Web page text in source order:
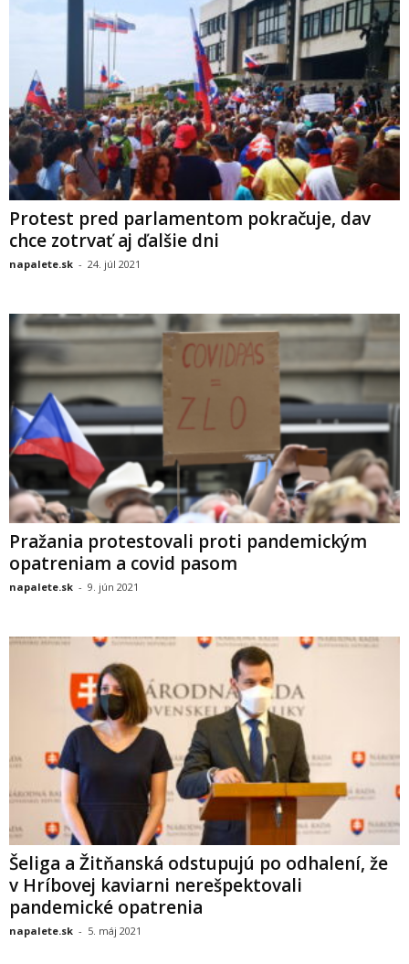
Protest pred parlamentom pokračuje, dav
chce zotrvať aj ďalšie dni
napalete.sk - 24. júl 2021
Pražania protestovali proti pandemickým
opatreniam a covid pasom
napalete.sk - 9. jún 2021
Šeliga a Žitňanská odstupujú po odhalení, že
v Hríbovej kaviarni nerešpektovali
pandemické opatrenia
napalete.sk - 5. máj 2021